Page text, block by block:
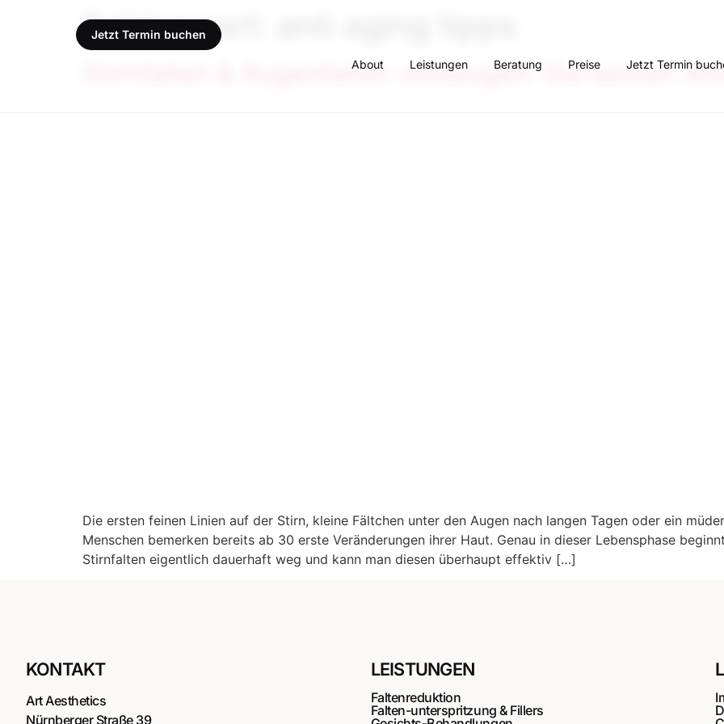
Jetzt Termin buchen
About Leistungen Beratung Preise Jetzt Termin
Schlagwort:
Stirnfalten & Augenfalten vorbeugen: Die besten
Die ersten feinen Linien auf der Stirn, kleine Fältchen unter den Augen nach langen Tagen oder ein
Menschen bemerken bereits ab 30 erste Veränderungen ihrer Haut. Genau in dieser Lebensphase
Stirnfalten eigentlich dauerhaft weg und kann man diesen überhaupt effektiv […]
KONTAKT
Art Aesthetics
Nürnberger Straße 39
LEISTUNGEN
Faltenreduktion
Falten-unterspritzung & Fillers